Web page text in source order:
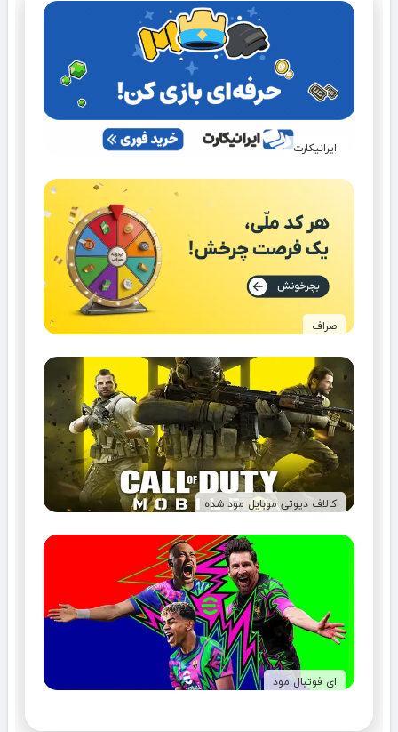
ایرانیکارت
صراف
کالاف دیوتی موبایل مود شده
ای فوتبال مود